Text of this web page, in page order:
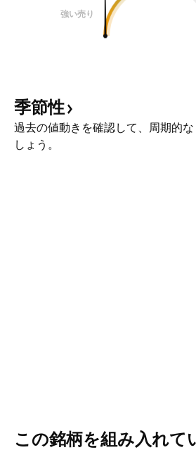
強い売り
季節性
過去の値動きを確認して、周期的
しょう。
この銘柄を組み入れて